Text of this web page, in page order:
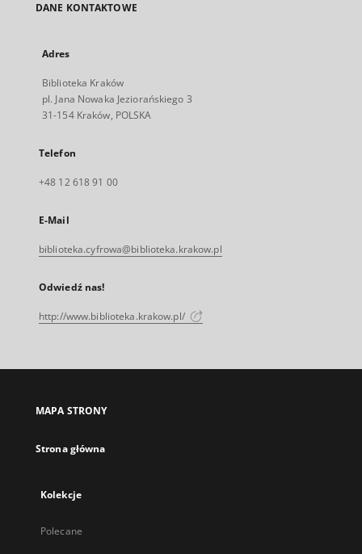
DANE KONTAKTOWE
Adres
Biblioteka Kraków
pl. Jana Nowaka Jeziorańskiego 3
31-154 Kraków, POLSKA
Telefon
+48 12 618 91 00
E-Mail
biblioteka.cyfrowa@biblioteka.krakow.pl
Odwiedź nas!
http://www.biblioteka.krakow.pl/
MAPA STRONY
Strona główna
Kolekcje
Polecane